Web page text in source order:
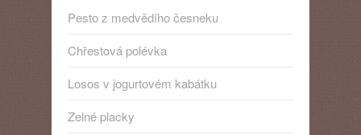
Pesto z medvědího česneku
Chřestová polévka
Losos v jogurtovém kabátku
Zelné placky